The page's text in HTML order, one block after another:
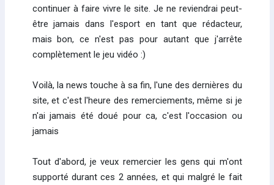
continuer à faire vivre le site. Je ne reviendrai peut-
être jamais dans l'esport en tant que rédacteur,
mais bon, ce n'est pas pour autant que j'arrête
complètement le jeu vidéo :)
Voilà, la news touche à sa fin, l'une des dernières du
site, et c'est l'heure des remerciements, même si je
n'ai jamais été doué pour ca, c'est l'occasion ou
jamais
Tout d'abord, je veux remercier les gens qui m'ont
supporté durant ces 2 années, et qui malgré le fait